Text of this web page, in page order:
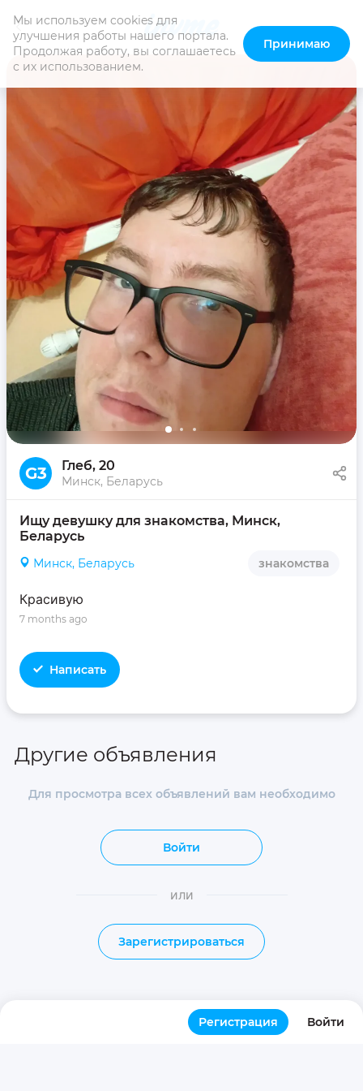
Мы используем cookies для
улучшения работы нашего портала.
Продолжая работу, вы соглашаетесь
с их использованием.
Принимаю
Регистрация Войти
G3 Глеб, 20
Минск, Беларусь
Ищу девушку для знакомства, Минск,
Беларусь
Минск, Беларусь знакомства
Красивую
7 months ago
Написать
Другие объявления
Для просмотра всех объявлений вам необходимо
Войти
или
Зарегистрироваться